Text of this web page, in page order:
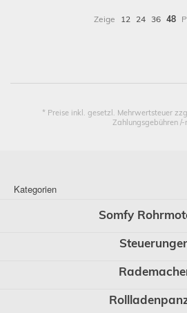
Zeige 12 24 36 48
* Preise inkl. gesetzl. Mehrwertsteuer
Zahlungsgebühren
Kategorien
Somfy